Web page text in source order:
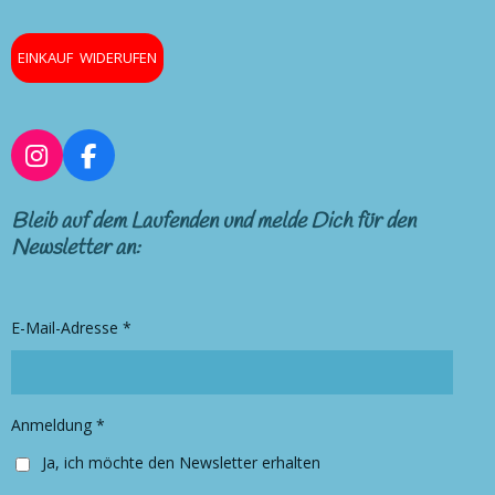
EINKAUF WIDERUFEN
I
n
s
t
a
a
F
a
c
e
b
k
Bleib auf dem Laufenden und melde Dich für den
Newsletter an:
E-Mail-Adresse *
Anmeldung *
Ja, ich möchte den Newsletter erhalten